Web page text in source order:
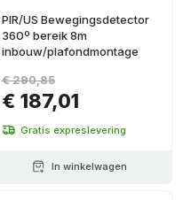
PIR/US Bewegingsdetector
360º bereik 8m
inbouw/plafondmontage
€ 187,01
€ 290,85
Gratis expreslevering
In winkelwagen